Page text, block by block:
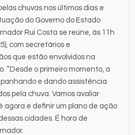
chuvas nos últimos dias e
do Governo do Estado
Rui Costa se reúne, às 11h
com secretários e
que estão envolvidos na
“Desde o primeiro momento, a
e dando assistência
pela chuva. Vamos avaliar
agora e definir um plano de ação
cidades. É hora de